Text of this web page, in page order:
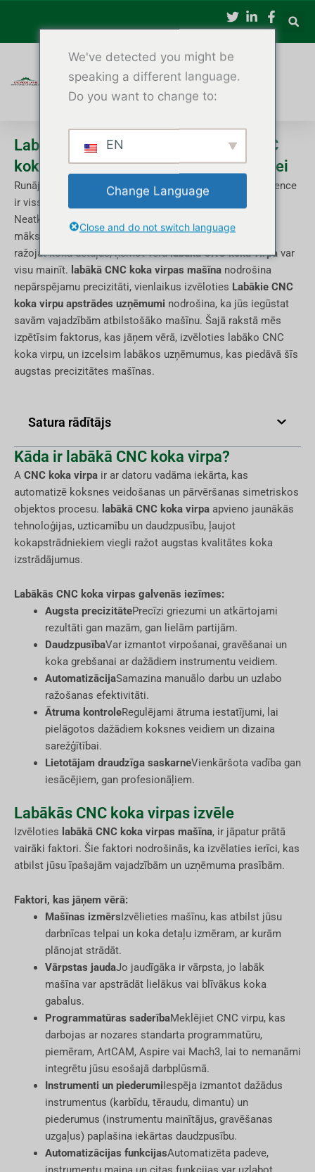
saturu
Labākā CNC koka virpa — labākie CNC
koka virpu uzņēmumi precīzai apstrādei
Runājot par kokapstrādi, precizitāte, ātrums un konsekvence
ir vissvarīgākās.
Neatkarīgi no tā, vai veidojat mēbeles pēc pasūtījuma,
mākslinieciskus koka virpošanas darbus vai masveidā
ražojat koka detaļas, ņemot vērālabākā CNC koka virpa var
visu mainīt. labākā CNC koka virpas mašīna nodrošina
nepārspējamu precizitāti, vienlaikus izvēloties Labākie CNC
koka virpu apstrādes uzņēmumi nodrošina, ka jūs iegūstat
savām vajadzībām atbilstošāko mašīnu. Šajā rakstā mēs
izpētīsim faktorus, kas jāņem vērā, izvēloties labāko CNC
koka virpu, un izcelsim labākos uzņēmumus, kas piedāvā šīs
augstas precizitātes mašīnas.
Satura rādītājs
Kāda ir labākā CNC koka virpa?
A CNC koka virpa ir ar datoru vadāma iekārta, kas
automatizē koksnes veidošanas un pārvēršanas simetriskos
objektos procesu. labākā CNC koka virpa apvieno jaunākās
tehnoloģijas, uzticamību un daudzpusību, ļaujot
kokapstrādniekiem viegli ražot augstas kvalitātes koka
izstrādājumus.
Labākās CNC koka virpas galvenās iezīmes:
Augsta precizitātePrecīzi griezumi un atkārtojami
rezultāti gan mazām, gan lielām partijām.
DaudzpusībaVar izmantot virpošanai, gravēšanai un
koka grebšanai ar dažādiem instrumentu veidiem.
AutomatizācijaSamazina manuālo darbu un uzlabo
ražošanas efektivitāti.
Ātruma kontroleRegulējami ātruma iestatījumi, lai
pielāgotos dažādiem koksnes veidiem un dizaina
sarežģītībai.
Lietotājam draudzīga saskarneVienkāršota vadība gan
iesācējiem, gan profesionāļiem.
Labākās CNC koka virpas izvēle
Izvēloties labākā CNC koka virpas mašīna, ir jāpatur prātā
vairāki faktori. Šie faktori nodrošinās, ka izvēlaties ierīci, kas
atbilst jūsu īpašajām vajadzībām un uzņēmuma prasībām.
Faktori, kas jāņem vērā:
Mašīnas izmērs Izvēlieties mašīnu, kas atbilst jūsu
darbnīcas telpai un koka detaļu izmēram, ar kurām
plānojat strādāt.
Vārpstas jaudaJo jaudīgāka ir vārpsta, jo labāk
mašīna var apstrādāt lielākus vai blīvākus koka
gabalus.
Programmatūras saderībaMeklējiet CNC virpu, kas
darbojas ar nozares standarta programmatūru,
piemēram, ArtCAM, Aspire vai Mach3, lai to nemanāmi
integrētu jūsu esošajā darbplūsmā.
Instrumenti un piederumi Iespēja izmantot dažādus
instrumentus (karbīdu, tēraudu, dimantu) un
piederumus (instrumentu mainītājus, gravēšanas
uzgaļus) paplašina iekārtas daudzpusību.
Automatizācijas funkcijasAutomatizēta padeve,
We've detected you might be
speaking a different language.
Do you want to change to:
EN
Change Language
Close and do not switch language